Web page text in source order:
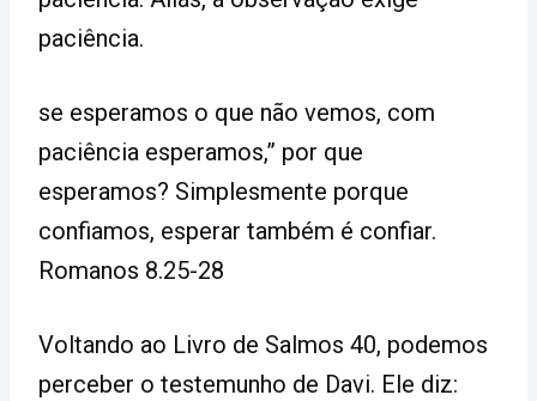
paciência.
se esperamos o que não vemos, com
paciência esperamos,” por que
esperamos? Simplesmente porque
confiamos, esperar também é confiar.
Romanos 8.25-28
Voltando ao Livro de Salmos 40, podemos
perceber o testemunho de Davi. Ele diz: